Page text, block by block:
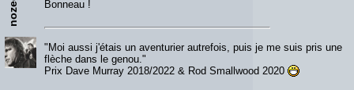
Bonneau !
"Moi aussi j'étais un aventurier autrefois, puis je me suis pris une
flèche dans le genou."
Prix Dave Murray 2018/2022 & Rod Smallwood 2020